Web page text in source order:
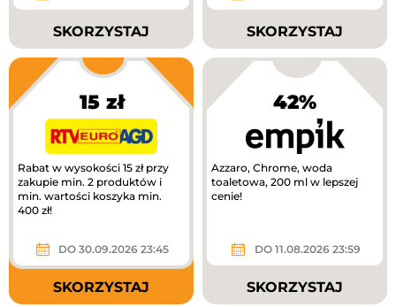
SKORZYSTAJ SKORZYSTAJ
15 zł
Rabat w wysokości 15 zł przy
zakupie min. 2 produktów i
min. wartości koszyka min.
400 zł!
DO 30.09.2026 23:45
SKORZYSTAJ
42%
Azzaro, Chrome, woda
toaletowa, 200 ml w lepszej
cenie!
DO 11.08.2026 23:59
SKORZYSTAJ